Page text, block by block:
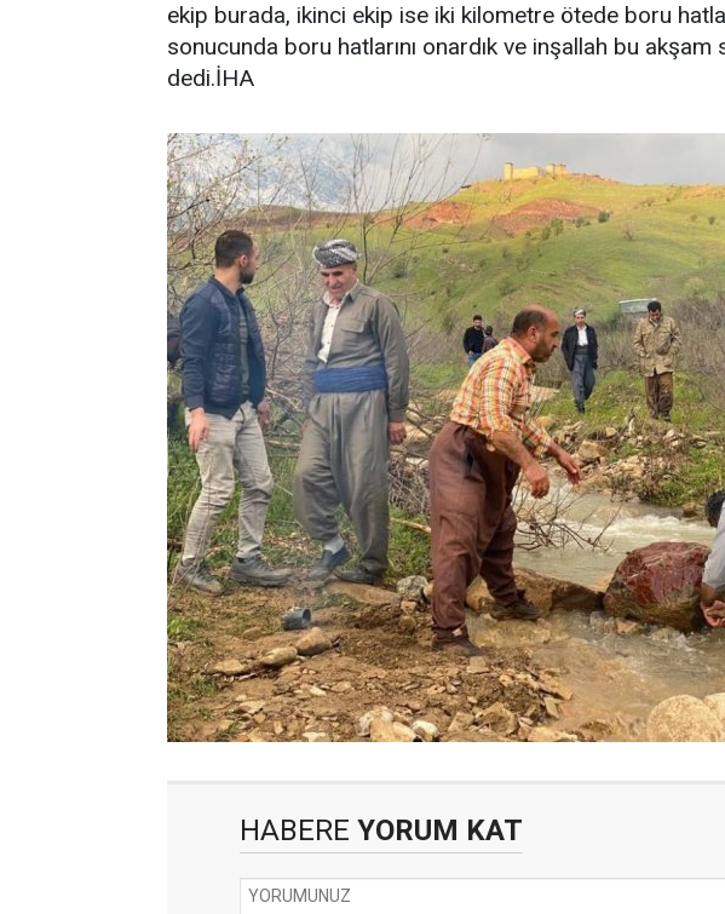
ekip burada, ikinci ekip ise iki kilometre ötede boru
sonucunda boru hatlarını onardık ve inşallah bu akşam
dedi.İHA
HABERE YORUM KAT